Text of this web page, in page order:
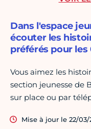
Dans l'espace
écouter les
préférés pour les
Vous aimez les
section jeunesse de
sur place ou par
Mise à jour le 22/03/